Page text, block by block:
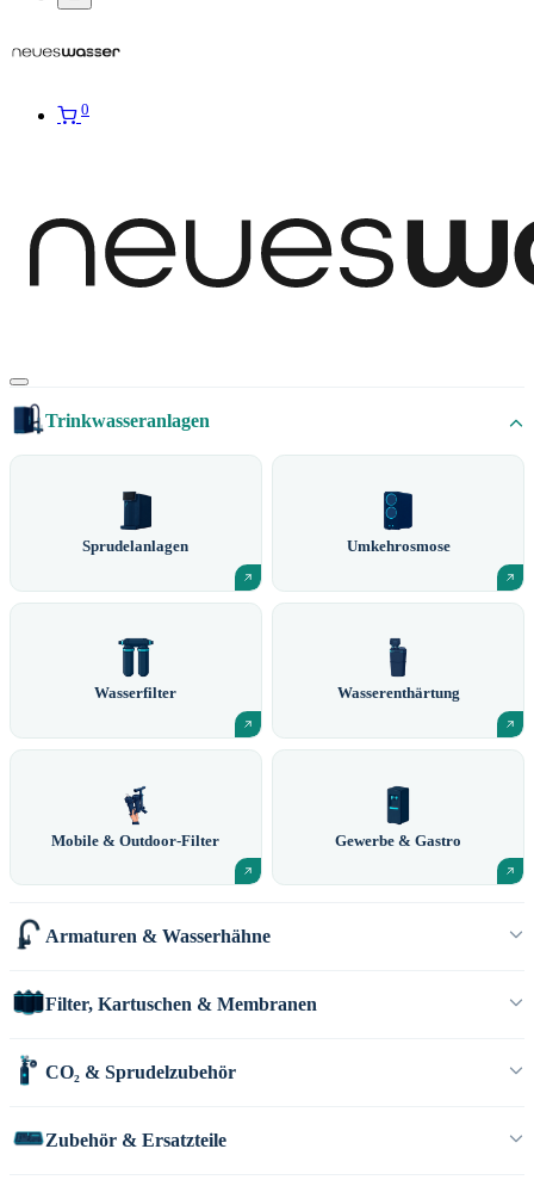
0
Trinkwasseranlagen
Sprudelanlagen Umkehrosmose
Wasserfilter Wasserenthärtung
Mobile & Outdoor-Filter Gewerbe & Gastro
Armaturen & Wasserhähne
Filter, Kartuschen & Membranen
CO₂ & Sprudelzubehör
Zubehör & Ersatzteile